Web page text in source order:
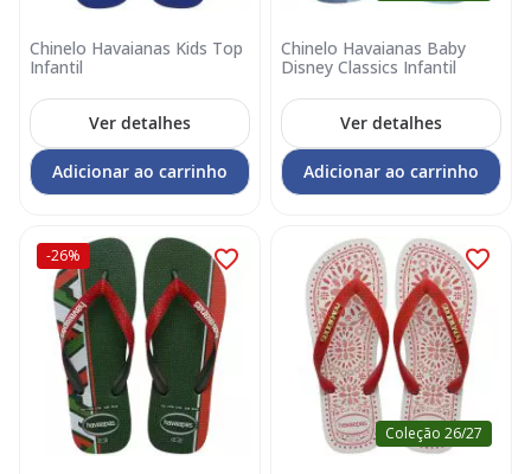
Chinelo Havaianas Kids Top
Infantil
Ver detalhes
Adicionar ao carrinho
Chinelo Havaianas Baby
Disney Classics Infantil
Ver detalhes
Adicionar ao carrinho
-26%
Coleção 26/27